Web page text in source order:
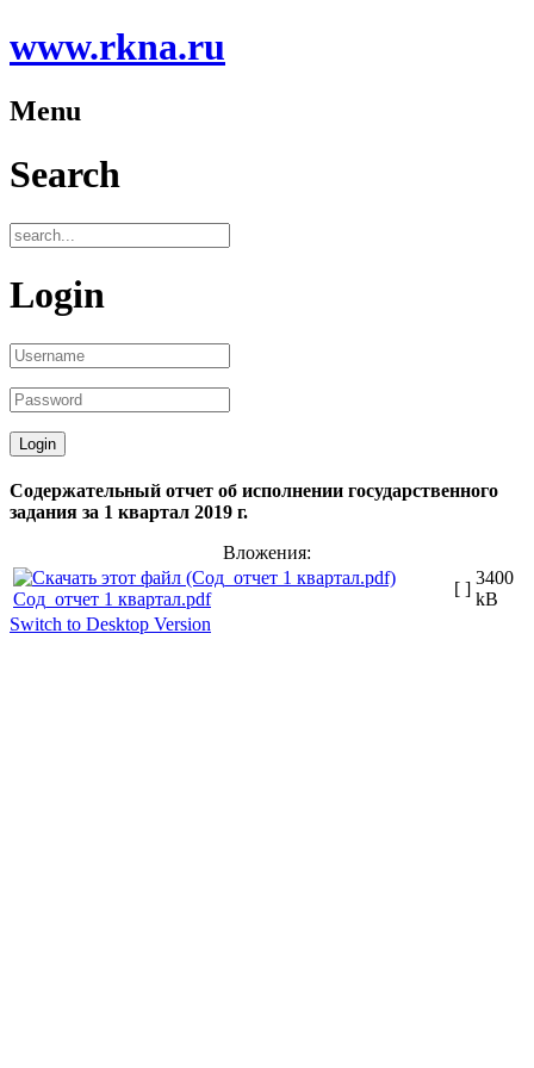
www.rkna.ru
Menu
Search
Login
Содержательный отчет об исполнении государственного
задания за 1 квартал 2019 г.
Вложения:
Сод_отчет 1 квартал.pdf
[ ]
3400
kB
Switch to Desktop Version